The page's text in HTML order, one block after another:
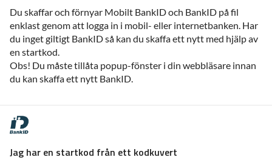
Du skaffar och förnyar Mobilt BankID och BankID på fil
enklast genom att logga in i mobil- eller internetbanken. Har
du inget giltigt BankID så kan du skaffa ett nytt med hjälp av
en startkod.
Obs! Du måste tillåta popup-fönster i din webbläsare innan
du kan skaffa ett nytt BankID.
Jag har en startkod från ett kodkuvert